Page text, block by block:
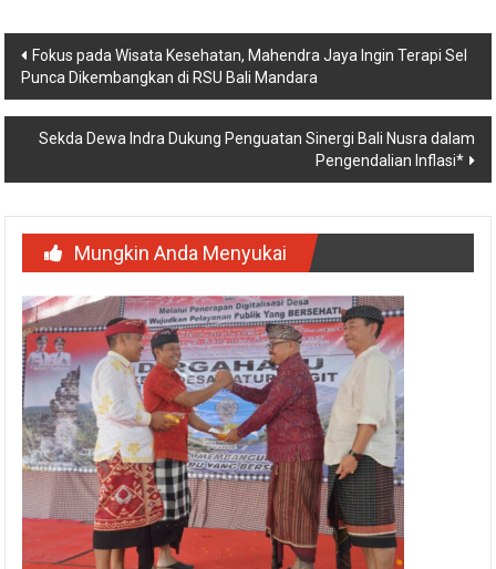
Navigasi
pos
Fokus pada Wisata Kesehatan, Mahendra Jaya Ingin Terapi Sel
Punca Dikembangkan di RSU Bali Mandara
Sekda Dewa Indra Dukung Penguatan Sinergi Bali Nusra dalam
Pengendalian Inflasi*
Mungkin Anda Menyukai